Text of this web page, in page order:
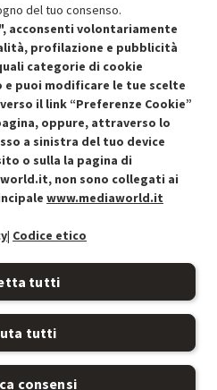
al carrello
Recedere dal contratto qui
del tuo consenso.
acconsenti volontariamente
profilazione e pubblicità
categorie di cookie
e puoi modificare le tue scelte
il link “Preferenze Cookie”
oppure, attraverso lo
a sinistra del tuo device
o sulla la pagina di
non sono collegati ai
www.mediaworld.it
| Codice etico
tutti
tutti
consensi